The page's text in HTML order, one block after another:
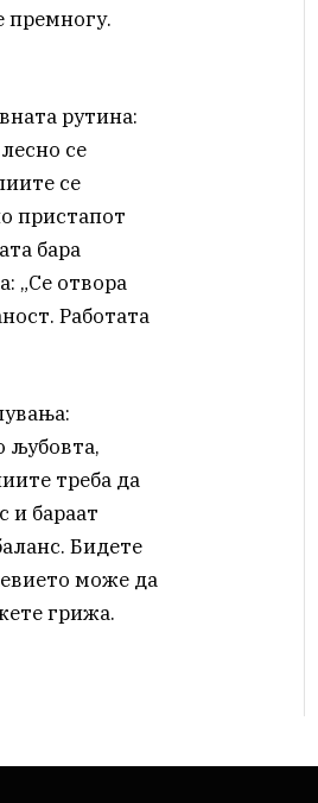
премногу.
рутина:
се
се
пристапот
бара
„Се отвора
Работата
љубовта,
треба да
и бараат
Бидете
може да
грижа.